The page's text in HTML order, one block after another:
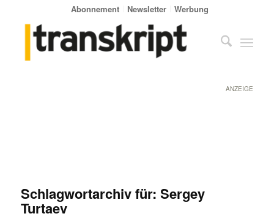
Abonnement Newsletter Werbung
ANZEIGE
Schlagwortarchiv für: Sergey
Turtaev